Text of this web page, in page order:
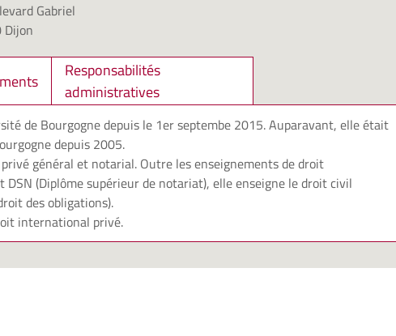
Gabriel
Dijon
Responsabilités
administratives
de Bourgogne depuis le 1er septembe 2015. Auparavant, elle était
depuis 2005.
général et notarial. Outre les enseignements de droit
(Diplôme supérieur de notariat), elle enseigne le droit civil
des obligations).
international privé.